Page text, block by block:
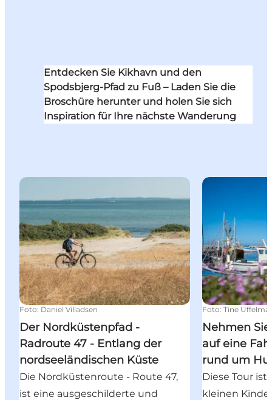
Entdecken Sie Kikhavn und den
Spodsbjerg-Pfad zu Fuß – Laden Sie die
Broschüre herunter und holen Sie sich
Inspiration für Ihre nächste Wanderung
Der Nordküstenpfad - Radroute 47 - Entlang der
Foto: Daniel Villadsen
Der Nordküstenpfad -
Radroute 47 - Entlang der
nordseeländischen Küste
Die Nordküstenroute - Route 47,
ist eine ausgeschilderte und
Nehmen Sie
Foto: Tine
Nehmen
auf eine
rund um
Diese Tour
kleinen